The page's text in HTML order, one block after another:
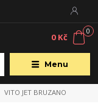
Menu
0
0 Kč
VITO JET BRUZANO